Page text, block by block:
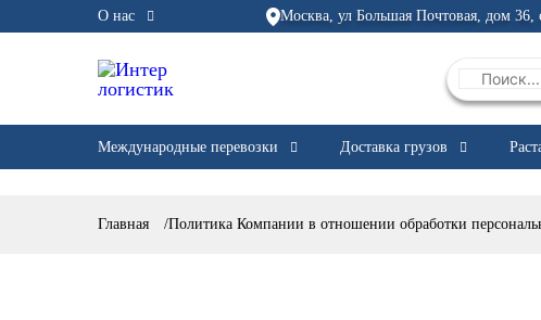
О нас Москва, ул Большая Почтовая, дом 36,
Международные перевозки Доставка грузов
Главная /Политика Компании в отношении обработки